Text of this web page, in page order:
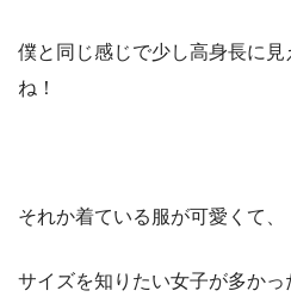
僕と同じ感じで少し高身長に
ね！
それか着ている服が可愛くて、
サイズを知りたい女子が多かっ